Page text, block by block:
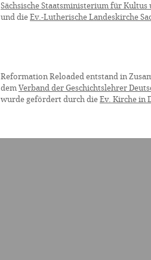
Sächsische Staatsministerium für Kultus
und die Ev.-Lutherische Landeskirche
Reformation Reloaded entstand in
dem Verband der Geschichtslehrer
wurde gefördert durch die Ev. Kirche in